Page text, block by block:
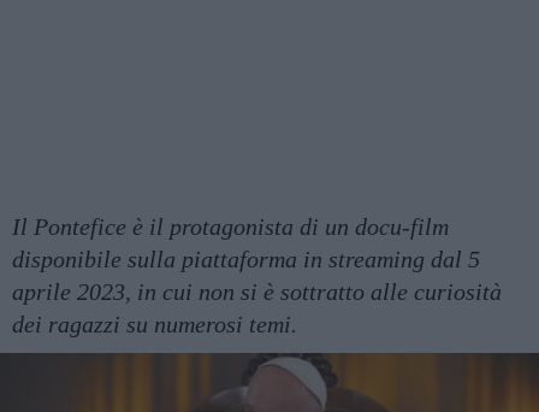
Il Pontefice è il protagonista di un docu-film
disponibile sulla piattaforma in streaming dal 5
aprile 2023, in cui non si è sottratto alle curiosità
dei ragazzi su numerosi temi.